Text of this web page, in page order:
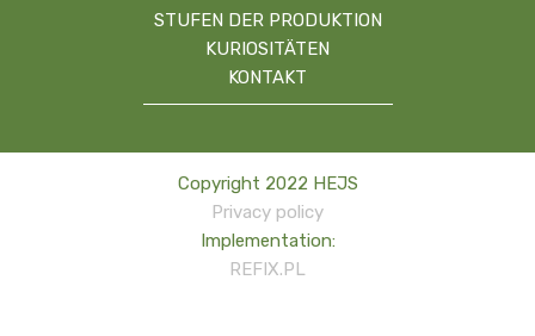
STUFEN DER PRODUKTION
KURIOSITÄTEN
KONTAKT
Copyright 2022 HEJS
Privacy policy
Implementation:
REFIX.PL